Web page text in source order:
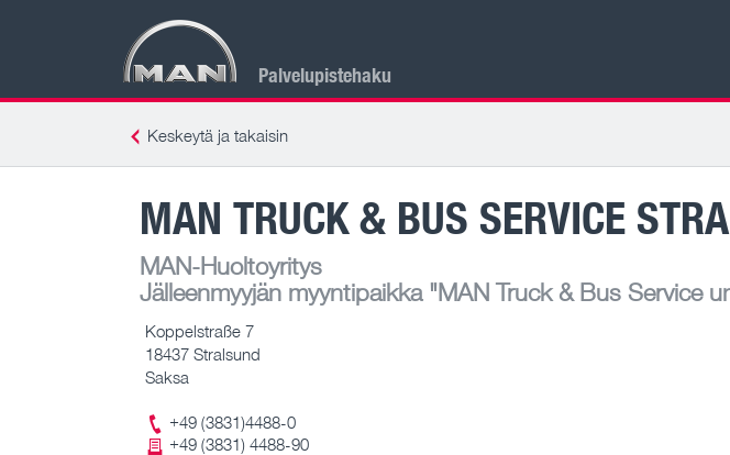
Palvelupistehaku
Keskeytä ja takaisin
MAN TRUCK & BUS SERVICE
MAN-Huoltoyritys
Jälleenmyyjän myyntipaikka"MAN Truck & Bus Service
Koppelstraße 7
18437 Stralsund
Saksa
+49 (3831)4488-0
+49 (3831) 4488-90